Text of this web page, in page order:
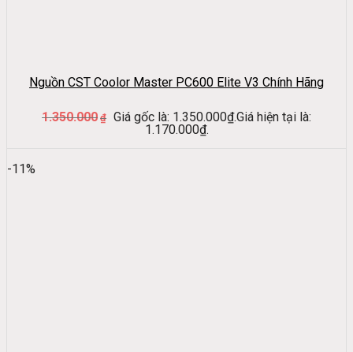
Nguồn CST Coolor Master PC600 Elite V3 Chính Hãng
1.350.000 ₫ Giá gốc là: 1.350.000₫.Giá hiện tại là:
1.170.000₫.
-11%